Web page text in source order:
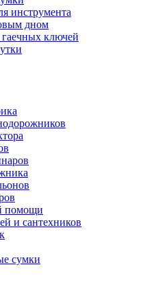
инструмента
дном
ключей
помощи
и сантехников
сумки